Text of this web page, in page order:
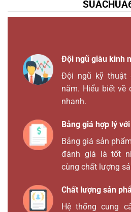
Đội ngũ giàu kinh
Đội ngũ kỹ thuật
năm. Hiểu biết về
nhanh.
Bảng giá hợp lý
Bảng giá sản
đánh giá là tốt
cùng chất lượng
Chất lượng sản
Hệ thống cung